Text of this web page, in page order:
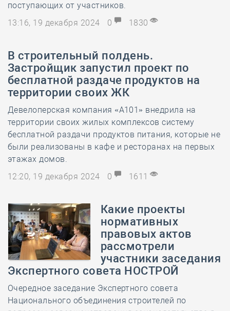
поступающих от участников.
13:16, 19 декабря 2024
0 1830
В строительный полдень.
Застройщик запустил проект по
бесплатной раздаче продуктов на
территории своих ЖК
Девелоперская компания «А101» внедрила на
территории своих жилых комплексов систему
бесплатной раздачи продуктов питания, которые не
были реализованы в кафе и ресторанах на первых
этажах домов.
12:20, 19 декабря 2024
0 1611
Какие проекты
нормативных
правовых актов
рассмотрели
участники заседания
Экспертного совета НОСТРОЙ
Очередное заседание Экспертного совета
Национального объединения строителей по